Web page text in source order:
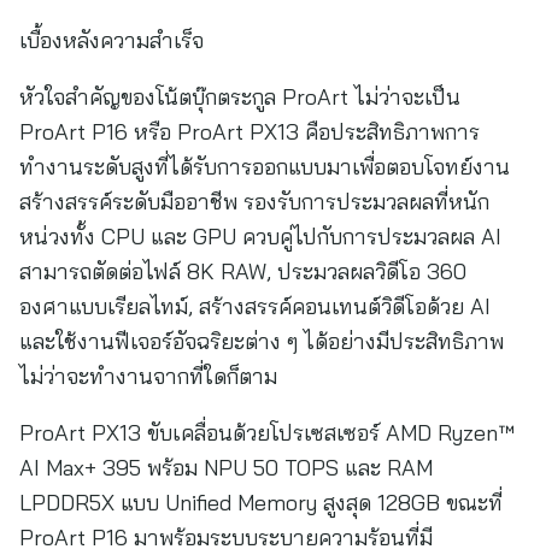
เบื้องหลังความสำเร็จ
หัวใจสำคัญของโน้ตบุ๊กตระกูล ProArt ไม่ว่าจะเป็น
ProArt P16 หรือ ProArt PX13 คือประสิทธิภาพการ
ทำงานระดับสูงที่ได้รับการออกแบบมาเพื่อตอบโจทย์งาน
สร้างสรรค์ระดับมืออาชีพ รองรับการประมวลผลที่หนัก
หน่วงทั้ง CPU และ GPU ควบคู่ไปกับการประมวลผล AI
สามารถตัดต่อไฟล์ 8K RAW, ประมวลผลวิดีโอ 360
องศาแบบเรียลไทม์, สร้างสรรค์คอนเทนต์วิดีโอด้วย AI
และใช้งานฟีเจอร์อัจฉริยะต่าง ๆ ได้อย่างมีประสิทธิภาพ
ไม่ว่าจะทำงานจากที่ใดก็ตาม
ProArt PX13 ขับเคลื่อนด้วยโปรเซสเซอร์ AMD Ryzen™
AI Max+ 395 พร้อม NPU 50 TOPS และ RAM
LPDDR5X แบบ Unified Memory สูงสุด 128GB ขณะที่
ProArt P16 มาพร้อมระบบระบายความร้อนที่มี